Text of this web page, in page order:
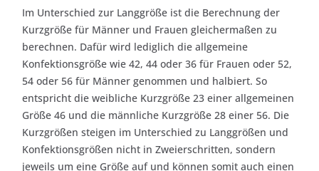
Im Unterschied zur Langgröße ist die Berechnung der
Kurzgröße für Männer und Frauen gleichermaßen zu
berechnen. Dafür wird lediglich die allgemeine
Konfektionsgröße wie 42, 44 oder 36 für Frauen oder 52,
54 oder 56 für Männer genommen und halbiert. So
entspricht die weibliche Kurzgröße 23 einer allgemeinen
Größe 46 und die männliche Kurzgröße 28 einer 56. Die
Kurzgrößen steigen im Unterschied zu Langgrößen und
Konfektionsgrößen nicht in Zweierschritten, sondern
jeweils um eine Größe auf und können somit auch einen